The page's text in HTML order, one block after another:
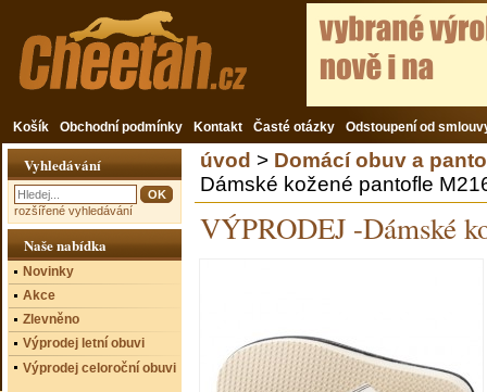
Košík Obchodní podmínky Kontakt Časté otázky Odstoupení od
úvod > Domácí obuv a
Dámské kožené pantofle
VÝPRODEJ -Dámské
Vyhledávání
rozšířené vyhledávání
Naše nabídka
Novinky
Akce
Zlevněno
Výprodej letní obuvi
Výprodej celoroční obuvi